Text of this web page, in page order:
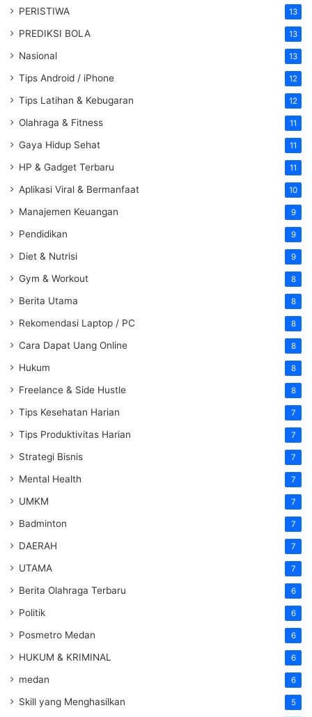
PERISTIWA 13
PREDIKSI BOLA 13
Nasional 13
Tips Android / iPhone 12
Tips Latihan & Kebugaran 12
Olahraga & Fitness 11
Gaya Hidup Sehat 11
HP & Gadget Terbaru 11
Aplikasi Viral & Bermanfaat 10
Manajemen Keuangan 9
Pendidikan 9
Diet & Nutrisi 9
Gym & Workout 8
Berita Utama 8
Rekomendasi Laptop / PC 8
Cara Dapat Uang Online 8
Hukum 8
Freelance & Side Hustle 8
Tips Kesehatan Harian 7
Tips Produktivitas Harian 7
Strategi Bisnis 7
Mental Health 7
UMKM 7
Badminton 7
DAERAH 7
UTAMA 7
Berita Olahraga Terbaru 6
Politik 6
Posmetro Medan 6
HUKUM & KRIMINAL 6
medan 6
Skill yang Menghasilkan 5